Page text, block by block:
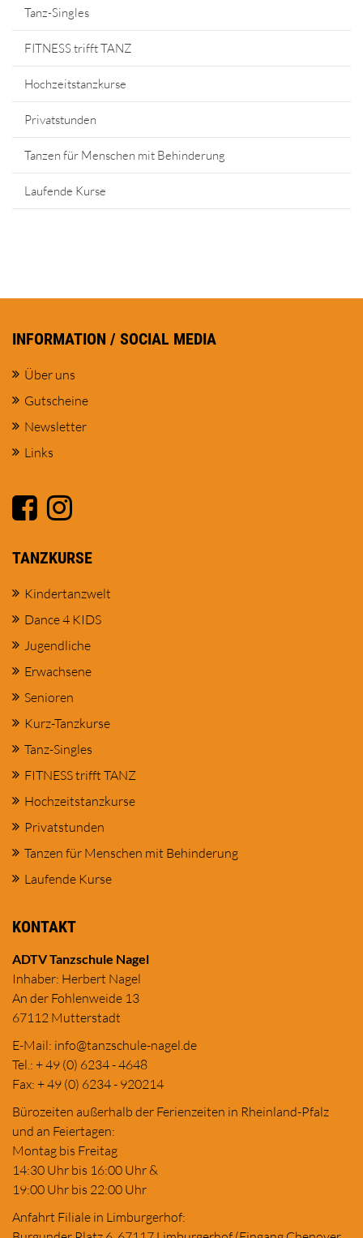
Tanz-Singles
FITNESS trifft TANZ
Hochzeitstanzkurse
Privatstunden
Tanzen für Menschen mit Behinderung
Laufende Kurse
INFORMATION / SOCIAL MEDIA
Über uns
Gutscheine
Newsletter
Links
TANZKURSE
Kindertanzwelt
Dance 4 KIDS
Jugendliche
Erwachsene
Senioren
Kurz-Tanzkurse
Tanz-Singles
FITNESS trifft TANZ
Hochzeitstanzkurse
Privatstunden
Tanzen für Menschen mit Behinderung
Laufende Kurse
KONTAKT
ADTV Tanzschule Nagel
Inhaber: Herbert Nagel
An der Fohlenweide 13
67112 Mutterstadt
E-Mail: info@tanzschule-nagel.de
Tel.: + 49 (0) 6234 - 4648
Fax: + 49 (0) 6234 - 920214
Bürozeiten außerhalb der Ferienzeiten in Rheinland-Pfalz
und an Feiertagen:
Montag bis Freitag
14:30 Uhr bis 16:00 Uhr &
19:00 Uhr bis 22:00 Uhr
Anfahrt Filiale in Limburgerhof: